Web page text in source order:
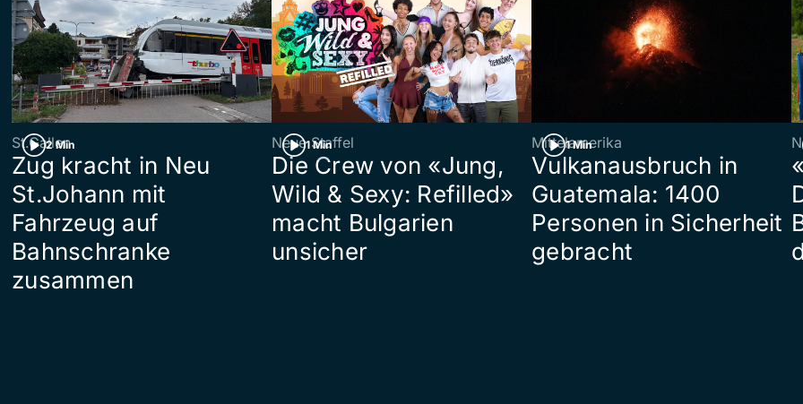
2 Min
St.Gallen
Zug kracht in Neu
St.Johann mit
Fahrzeug auf
Bahnschranke
zusammen
1 Min
Neue Staffel
Die Crew von «Jung,
Wild & Sexy: Refilled»
macht Bulgarien
unsicher
1 Min
Mittelamerika
Vulkanausbruch in
Guatemala: 1400
Personen in Sicherheit
gebracht